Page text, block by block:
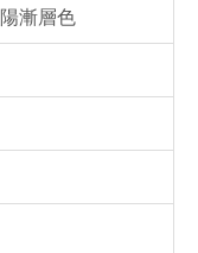
漸層色